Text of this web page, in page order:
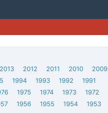
2013 2012 2011 2010
2009
1994 1993 1992
1991
1975 1974 1973
1972
1956 1955 1954
1953